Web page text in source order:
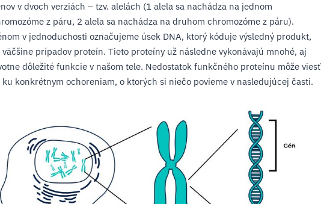
v dvoch verziách – tzv. alelách (1 alela sa nachádza na jednom
z páru, 2 alela sa nachádza na druhom chromozóme z páru).
v jednoduchosti označujeme úsek DNA, ktorý kóduje výsledný produkt,
väčšine prípadov proteín. Tieto proteíny už následne vykonávajú mnohé, aj
dôležité funkcie v našom tele. Nedostatok funkčného proteínu môže viesť
ku konkrétnym ochoreniam, o ktorých si niečo povieme v nasledujúcej časti.